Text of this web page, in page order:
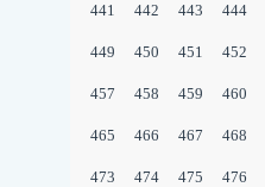
441 442 443 444
449 450 451 452
457 458 459 460
465 466 467 468
473 474 475 476